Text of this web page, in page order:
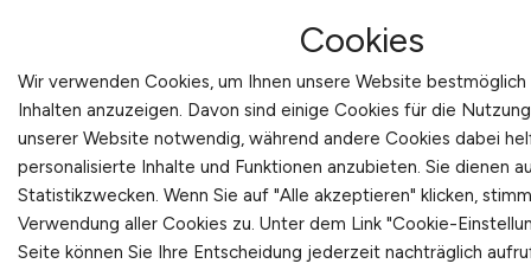
Augenarzt Donaueschingen
Augenarzt/-ärztin
Donaueschingen
Augenärztin Donaueschingen
Cookies
Wir verwenden Cookies, um Ihnen unsere Website
Inhalten anzuzeigen. Davon sind einige Cookies für die
unserer Website notwendig, während andere Cookies dabei
personalisierte Inhalte und Funktionen anzubieten. Sie dienen
Statistikzwecken. Wenn Sie auf "Alle akzeptieren" klicken,
Verwendung aller Cookies zu. Unter dem Link "Cookie-
Seite können Sie Ihre Entscheidung jederzeit nachträglich